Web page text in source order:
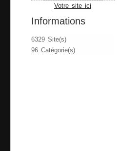
Votre site ici
Informations
6329 Site(s)
96 Catégorie(s)